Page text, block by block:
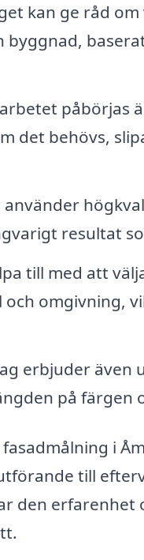
kan ge råd
påbörjas
det behövs,
använder
resultat
till med att
omgivning,
erbjuder även
på färgen
i
till
den erfarenhet